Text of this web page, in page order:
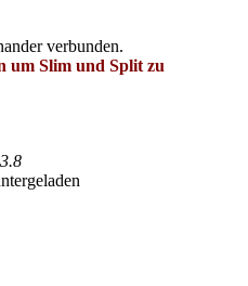
verbunden.
um Slim und Split zu